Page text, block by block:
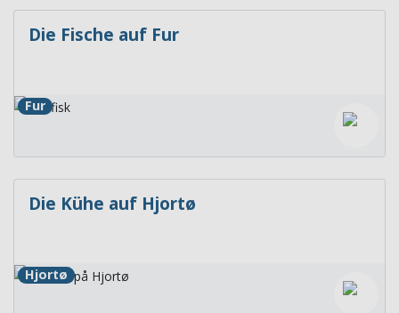
Die Fische auf Fur
Fur
Die Kühe auf Hjortø
Hjortø